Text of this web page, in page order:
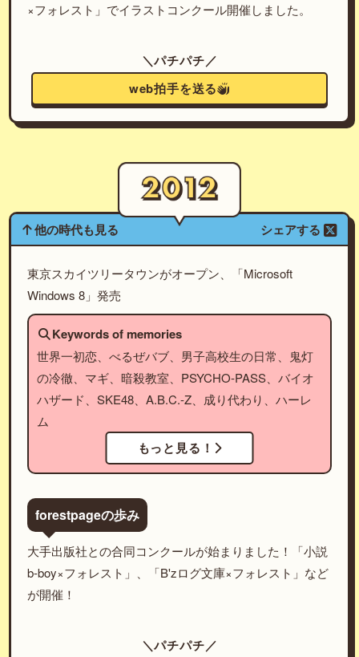
×フォレスト」でイラストコンクール開催しました。
＼パチパチ／
web拍手を送る
他の時代も見る シェアする
東京スカイツリータウンがオープン、「Microsoft
Windows 8」発売
Keywords of memories
世界一初恋、べるぜバブ、男子高校生の日常、鬼灯
の冷徹、マギ、暗殺教室、PSYCHO-PASS、バイオ
ハザード、SKE48、A.B.C.-Z、成り代わり、ハーレ
ム
もっと見る！
forestpageの歩み
大手出版社との合同コンクールが始まりました！「小説
b-boy×フォレスト」、「B'zログ文庫×フォレスト」など
が開催！
＼パチパチ／